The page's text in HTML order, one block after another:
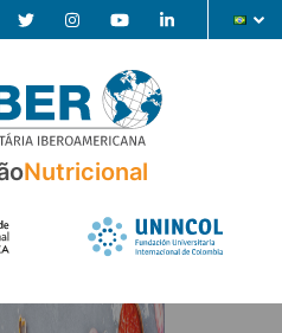
Nutricional